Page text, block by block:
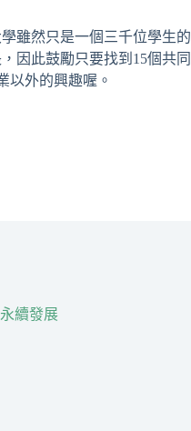
雖然只是一個三千位學生的
因此鼓勵只要找到15個共同
以外的興趣喔。
續發展